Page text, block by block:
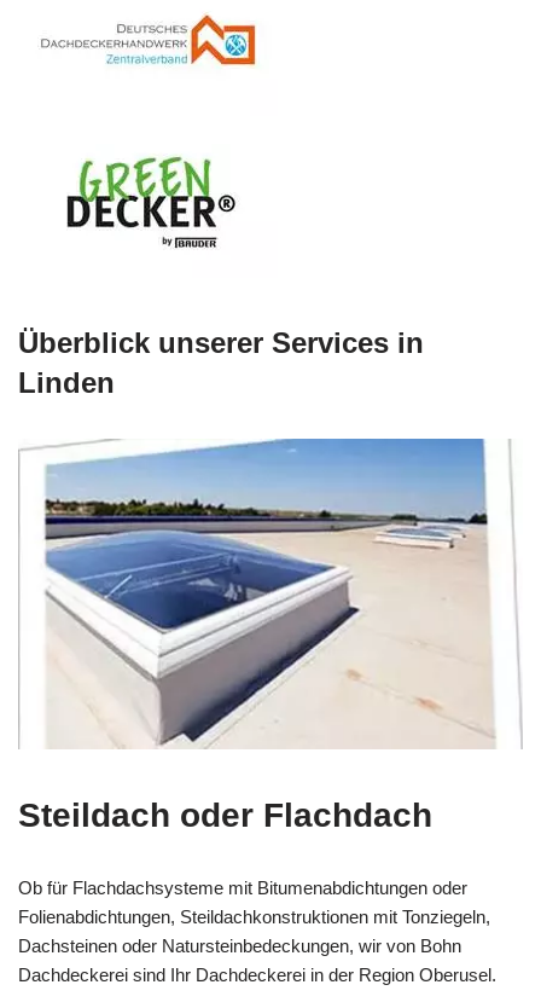
Überblick unserer Services in
Linden
Steildach oder Flachdach
Ob für Flachdachsysteme mit Bitumenabdichtungen oder
Folienabdichtungen, Steildachkonstruktionen mit Tonziegeln,
Dachsteinen oder Natursteinbedeckungen, wir von Bohn
Dachdeckerei sind Ihr Dachdeckerei in der Region Oberusel.